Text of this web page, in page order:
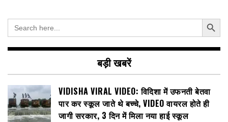
Search
for:
Search Button
बड़ी खबरें
VIDISHA VIRAL VIDEO: विदिशा में उफनती बेतवा
पार कर स्कूल जाते थे बच्चे, VIDEO वायरल होते ही
जागी सरकार, 3 दिन में मिला नया हाई स्कूल